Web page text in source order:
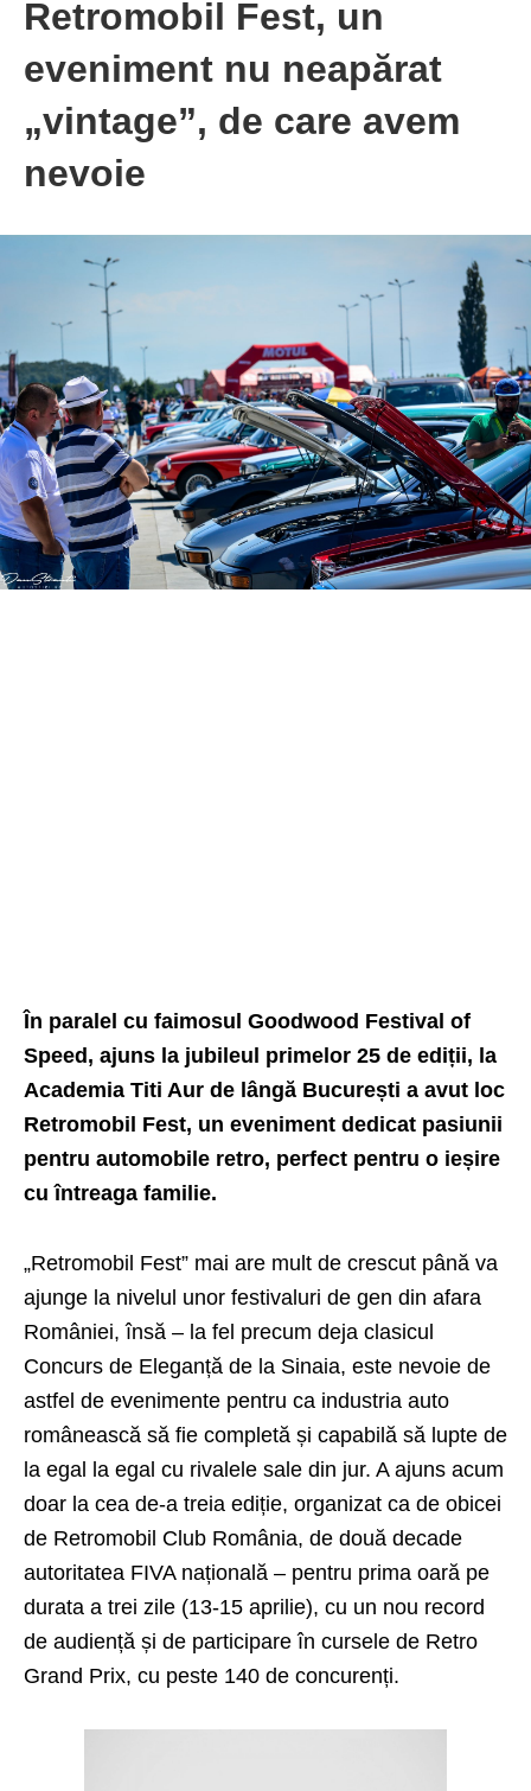
Retromobil Fest, un
eveniment nu neapărat
„vintage”, de care avem
nevoie
În paralel cu faimosul Goodwood Festival of
Speed, ajuns la jubileul primelor 25 de ediții, la
Academia Titi Aur de lângă București a avut loc
Retromobil Fest, un eveniment dedicat pasiunii
pentru automobile retro, perfect pentru o ieșire
cu întreaga familie.
„Retromobil Fest” mai are mult de crescut până va
ajunge la nivelul unor festivaluri de gen din afara
României, însă – la fel precum deja clasicul
Concurs de Eleganță de la Sinaia, este nevoie de
astfel de evenimente pentru ca industria auto
românească să fie completă și capabilă să lupte de
la egal la egal cu rivalele sale din jur. A ajuns acum
doar la cea de-a treia ediție, organizat ca de obicei
de Retromobil Club România, de două decade
autoritatea FIVA națională – pentru prima oară pe
durata a trei zile (13-15 aprilie), cu un nou record
de audiență și de participare în cursele de Retro
Grand Prix, cu peste 140 de concurenți.